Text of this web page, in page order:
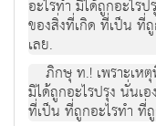
อะไรทำ มิได้ถูกอะไร
ของสิ่งที่เกิด ที่เป็น ที่
เลย.
ภิกษุ ท.! เพราะเห
มิได้ถูกอะไรปรุง นั่นเ
ที่เป็น ที่ถูกอะไรทำ ที่